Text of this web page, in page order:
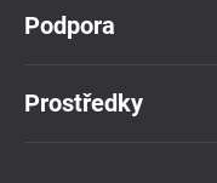
Podpora
Prostředky